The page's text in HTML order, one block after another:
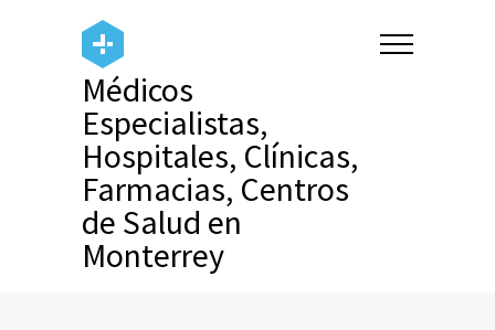
Médicos
Especialistas,
Hospitales, Clínicas,
Farmacias, Centros
de Salud en
Monterrey